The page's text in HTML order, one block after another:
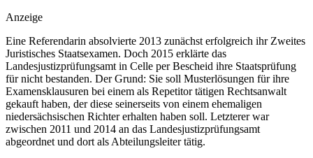
Anzeige
Eine Referendarin absolvierte 2013 zunächst erfolgreich ihr Zweites
Juristisches Staatsexamen. Doch 2015 erklärte das
Landesjustizprüfungsamt in Celle per Bescheid ihre Staatsprüfung
für nicht bestanden. Der Grund: Sie soll Musterlösungen für ihre
Examensklausuren bei einem als Repetitor tätigen Rechtsanwalt
gekauft haben, der diese seinerseits von einem ehemaligen
niedersächsischen Richter erhalten haben soll. Letzterer war
zwischen 2011 und 2014 an das Landesjustizprüfungsamt
abgeordnet und dort als Abteilungsleiter tätig.